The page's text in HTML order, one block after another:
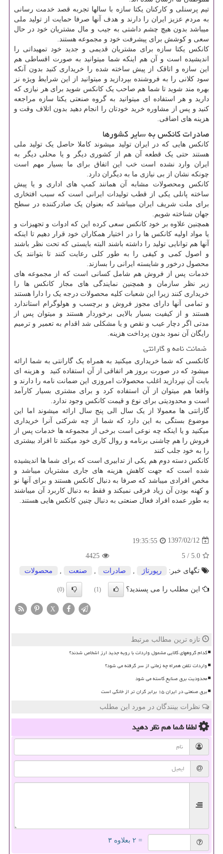
تیم پرسنلی و کارکنان یکتا سازه با سالها تجربه قصد خدمت رسانی
به مردم عزیز ایران را دارند و هدف آنها صرفا حمایت از تولید ملی
میباشد بدون هیچ چشم داشتی به جیب و مال مشتریان خود در حال
سعی و کوشش برای پیشرفت خود و مجموعه هستند.
کانکس یکتا سازه برای مشتریان قدیمی و جدید خود تمهیداتی را
اندیشیده است و آن هم اینکه شما میتوانید به صورت اقساطی هم
این سازه و اتاقک از پیش ساخته شده را خریداری کنید بدون آنکه
سود کلانی را به فروشنده بپردازید و میتوانید از این شرایط ویژه نز
بهره مند شوید تا شما هم صاحب یک کانکس شوید برای هر نیازی که
دارید و هر استفاده ای میتوانید به گروه صنعتی یکتا سازه مراجعه
کنید و پس از مشاوره خرید خودتان را انجام دهید بدون اتلاف وقت و
هزینه های اضافی.
صادرات کانکس به سایر کشورها
کانکس هایی که در ایران تولید میشوند کاملا حاصل یک تولید ملی
هستند حتی یک قطعه آن هم از کشوری دیگر و یا محلی دیگر به
ایران وارد نشده است خب این اتفاق برای ما بسیار مهم است
چونکه نشان از بی نیازی ما به دیگران دارد.
کانکس ومحصولات مشابه آن همانند کمپ های اداری و یا پیش
ساخته پانلی یکی از قطب تولیدات ایرانی است که سبب افتخاری
برای ملت شریف ایران میباشد که بعنوان یک صادرکننده در سطح
جهان شناخته شویم.
همچنین علاوه بر خود کانکس سعی کرده این که ادوات و تجهیزات و
یا مواد اولیه کانکس ها را در اختیار همکاران خود قرار دهیم تا اینکه
آنها هم توانایی تولید را داشته باشند البته بایستی که تحت نظر باشند
و اصول کمی و کیفی را به طور کلی رعایت کنند تا بتوانند یک
محصول درخور و شایسته ایرانی را بسازند.
خدمات پس از فروش هم شامل کسانی است که از مجموعه های
زیر نظر سازمان و همچنین نمایندگی های مجاز کانکس ها را
خریداری کنند زیرا این شعبات کلیه محصولات درجه یک را دارا هستند
و تمامی آنها دارای مجوز فروش و برچسب و هولوگرام استاندارد
هستند و از کیفیت بسیار بالایی برخوردار هستند و میتوان پس از
مدتی اگر دچار عیب و نقص و یا مشکلی شد اقدام به تعمیر و ترمیم
رایگان آن نمود بدون پرداخت هزینه.
ضمانت نامه و گارانتی
کانکسی که شما خریداری میکنید به همراه یک گارانتی به شما ارائه
میشود که در صورت بروز هر اتفاقی از آن استفاده کنید و هزینه ای
بابت آن نپردازید اغلب محصولات امروزی این ضمانت نامه را دارند و
واقعا هم میتوان از آن استفاده کرد و برای مشتری بسیار کارآمد
است و محدودیتی برای نوع و قیمت کانکس وجود ندارد.
گارانتی ها معمولا از یک سال الی پنج سال ارائه میشوند اما این
موضوع بستگی به این دارد که شما از چه شرکتی آنرا خریداری
میکنید و یا اینکه چه نوعی است برخی از مجموعه ها خدمات پس از
فروش را هم چاشنی برنامه و روال کاری خود میکنند تا افراد بیشتری
را به خود جلب کنند
کانکس دسته دوم هم یکی از تدابیری است که برای شما ها اندیشیده
شده است که جهت کاهش هزینه های جاری مشتریان میباشد و
مخص افرادی میباشد که صرفا به دنبال کانکس هستند و برای آنها نو
و کهنه بودن آن زیاد فرقی نمیکند و فقط به دنبال کاربرد آن میباشند
به طور عمده افراد فعال صنعتی به دنبال چنین کانکس هایی هستند.
1397/02/12
19:35:55
5.0
/
5
4425
تگهای خبر:
رپورتاژ صادرات صنعت محصولات
این مطلب را می پسندید؟ (1)
(0)
X
تازه ترین مطالب مرتبط
کدام گروههای کالایی مشمول واردات با رویه جدید ارز اشخاص شدند؟
واردات تلفن همراه چه زمانی از سر گرفته می شود؟
محدودیت برق صنایع کاسته می شود
برق صنعتی در ایران ۱۵ برابر گران تر از خانگی است
نظرات بینندگان در مورد این مطلب
لطفا شما همنظر دهید
= ۲ بعلاوه ۳